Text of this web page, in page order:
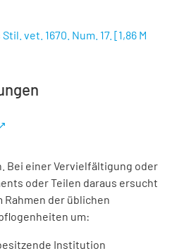
vet. 1670. Num. 17. [1,86 M
Bei einer Vervielfältigung oder
oder Teilen daraus ersucht
Rahmen der üblichen
um:
Institution